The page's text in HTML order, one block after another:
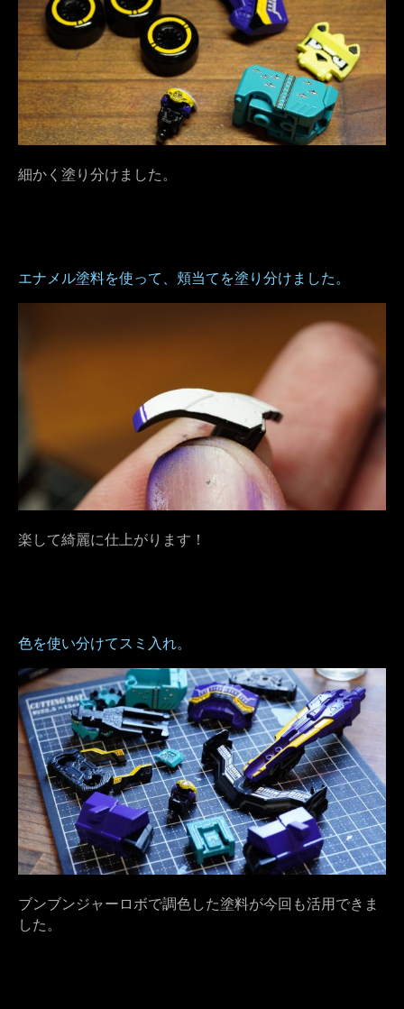
細かく塗り分けました。
エナメル塗料を使って、頬当てを塗り分けました。
楽して綺麗に仕上がります！
色を使い分けてスミ入れ。
ブンブンジャーロボで調色した塗料が今回も活用できま
した。